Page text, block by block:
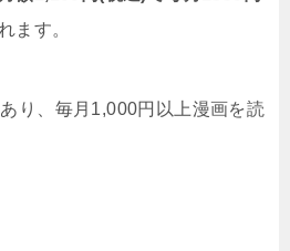
ます。
あり、毎月1,000円以上漫画を読